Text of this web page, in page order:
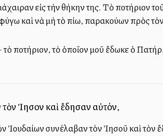
εἰς τὴν θήκην της. Τὸ ποτήριον
καὶ νὰ μὴ τὸ πίω, παρακούων πρὸς
ποτήριον, τὸ ὁποῖον μοῦ ἔδωκε ὁ
Ἰησοῦν καὶ ἔδησαν αὐτόν,
Ἰουδαίων συνέλαβαν τὸν Ἰησοῦ καὶ τὸν